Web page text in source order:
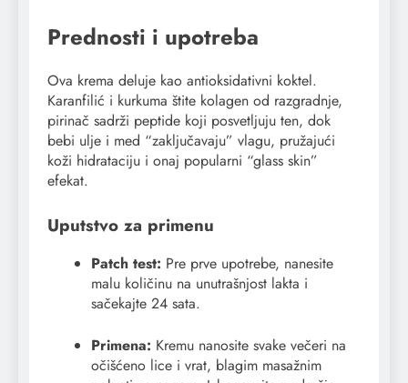
Prednosti i upotreba
Ova krema deluje kao antioksidativni koktel.
Karanfilić i kurkuma štite kolagen od razgradnje,
pirinač sadrži peptide koji posvetljuju ten, dok
bebi ulje i med “zaključavaju” vlagu, pružajući
koži hidrataciju i onaj popularni “glass skin”
efekat.
Uputstvo za primenu
Patch test: Pre prve upotrebe, nanesite
malu količinu na unutrašnjost lakta i
sačekajte 24 sata.
Primena: Kremu nanosite svake večeri na
očišćeno lice i vrat, blagim masažnim